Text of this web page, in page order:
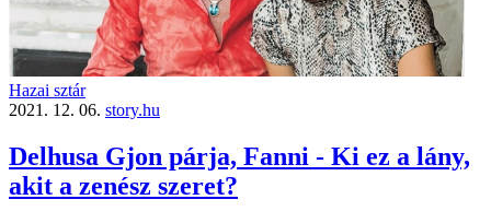
Hazai sztár
2021. 12. 06. story.hu
Delhusa Gjon párja, Fanni - Ki ez a lány,
akit a zenész szeret?